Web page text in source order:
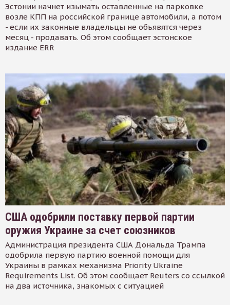
Эстонии начнет изымать оставленные на парковке
возле КПП на российской границе автомобили, а потом
- если их законные владельцы не объявятся через
месяц - продавать. Об этом сообщает эстонское
издание ERR
США одобрили поставку первой партии
оружия Украине за счет союзников
Администрация президента США Дональда Трампа
одобрила первую партию военной помощи для
Украины в рамках механизма Priority Ukraine
Requirements List. Об этом сообщает Reuters со ссылкой
на два источника, знакомых с ситуацией